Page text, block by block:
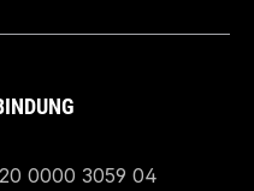
0000 3059 04